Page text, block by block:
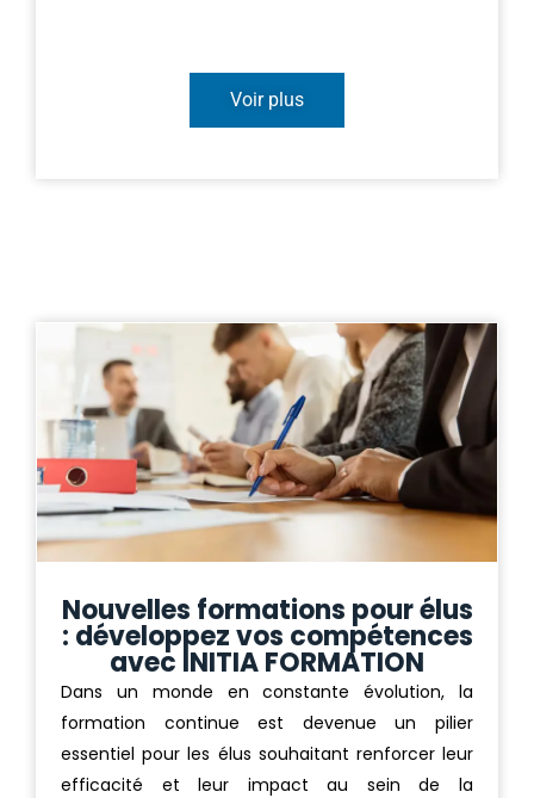
Voir plus
Nouvelles formations pour élus
: développez vos compétences
avec INITIA FORMATION
Dans un monde en constante évolution, la
formation continue est devenue un pilier
essentiel pour les élus souhaitant renforcer leur
efficacité et leur impact au sein de la